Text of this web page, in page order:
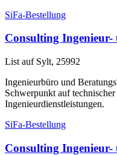
SiFa-Bestellung
Consulting
List auf Sylt, 25992
Ingenieurbüro und
Schwerpunkt auf
Ingenieurdienstleistungen.
SiFa-Bestellung
Consulting